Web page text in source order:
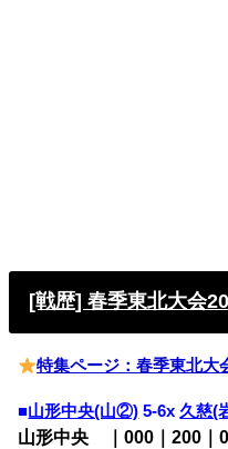
[戦歴] 春季東北大会
特集ページ：春季東北大
■山形中央(山②) 5-6x久慈(
山形中央 ｜000｜200｜